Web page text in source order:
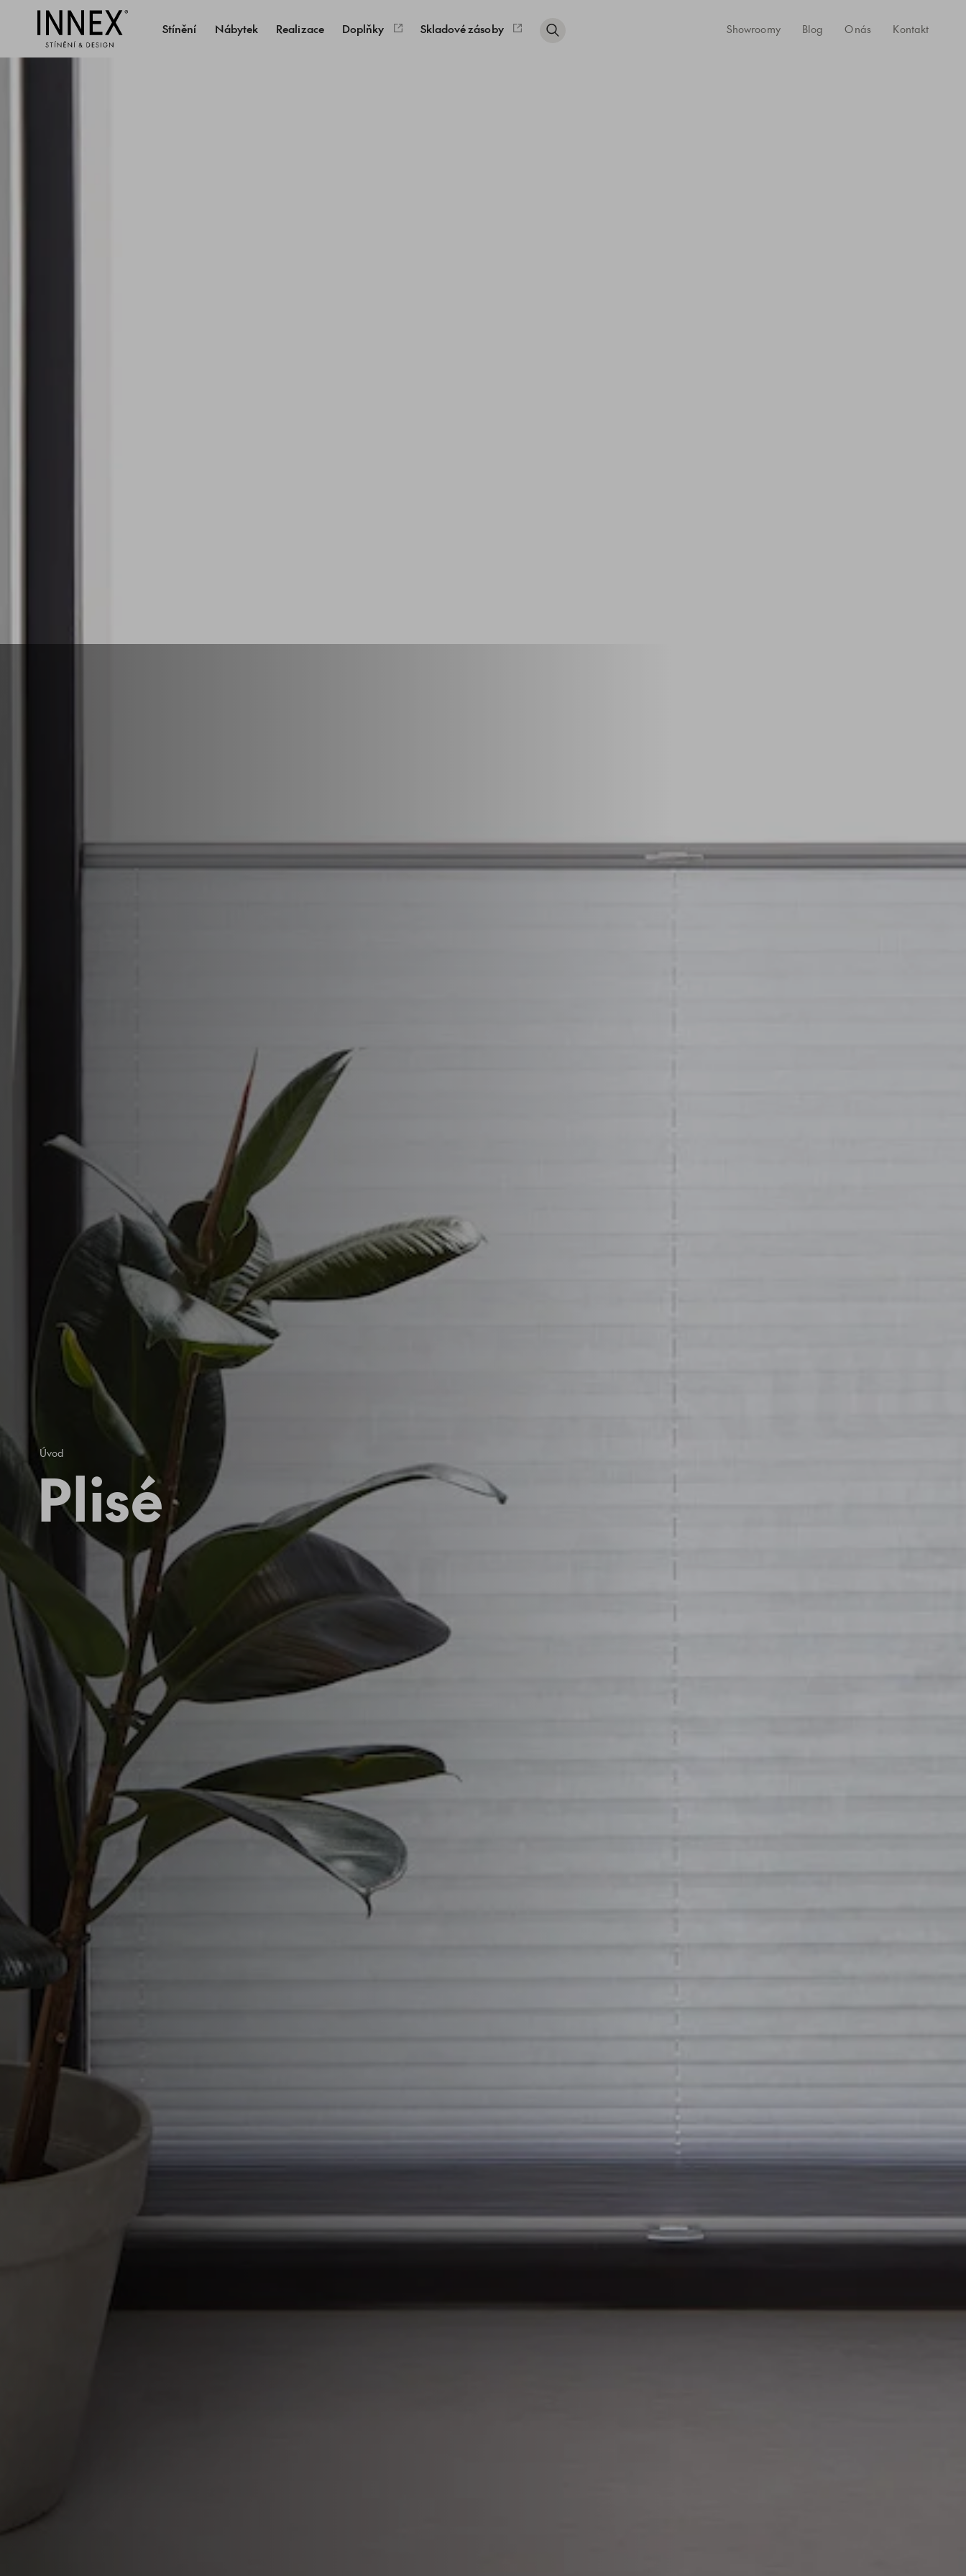
Stínění Nábytek Realizace Doplňky Skladové zásoby Showroomy Blog O nás Kontakt
Úvod
Plisé